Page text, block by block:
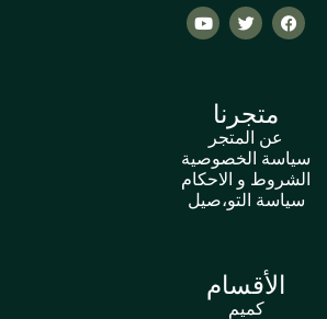
متجرنا
عن المتجر
سياسة الخصوصية
الشروط و الاحكام
سياسة التو،صيل
الأقسام
كميم